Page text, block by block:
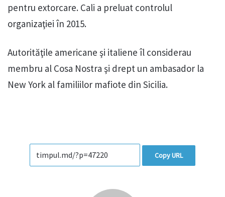
pentru extorcare. Cali a preluat controlul
organizaţiei în 2015.
Autorităţile americane şi italiene îl considerau
membru al Cosa Nostra şi drept un ambasador la
New York al familiilor mafiote din Sicilia.
Copy URL